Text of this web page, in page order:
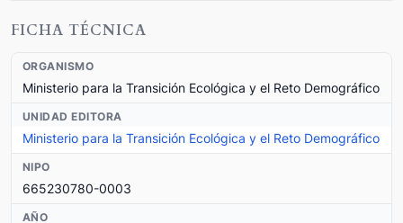
FICHA TÉCNICA
ORGANISMO
Ministerio para la Transición Ecológica y el Reto Demográfico
UNIDAD EDITORA
Ministerio para la Transición Ecológica y el Reto Demográfico
NIPO
665230780-0003
AÑO